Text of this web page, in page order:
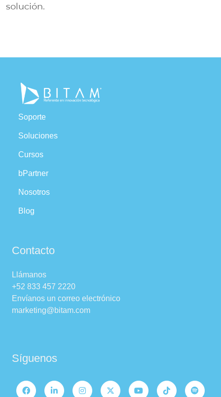
solución.
Soporte
Soluciones
Cursos
bPartner
Nosotros
Blog
Contacto
Llámanos
+52 833 457 2220
Envíanos un correo electrónico
marketing@bitam.com
Síguenos